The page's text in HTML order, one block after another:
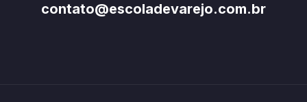
contato@escoladevarejo.com.br